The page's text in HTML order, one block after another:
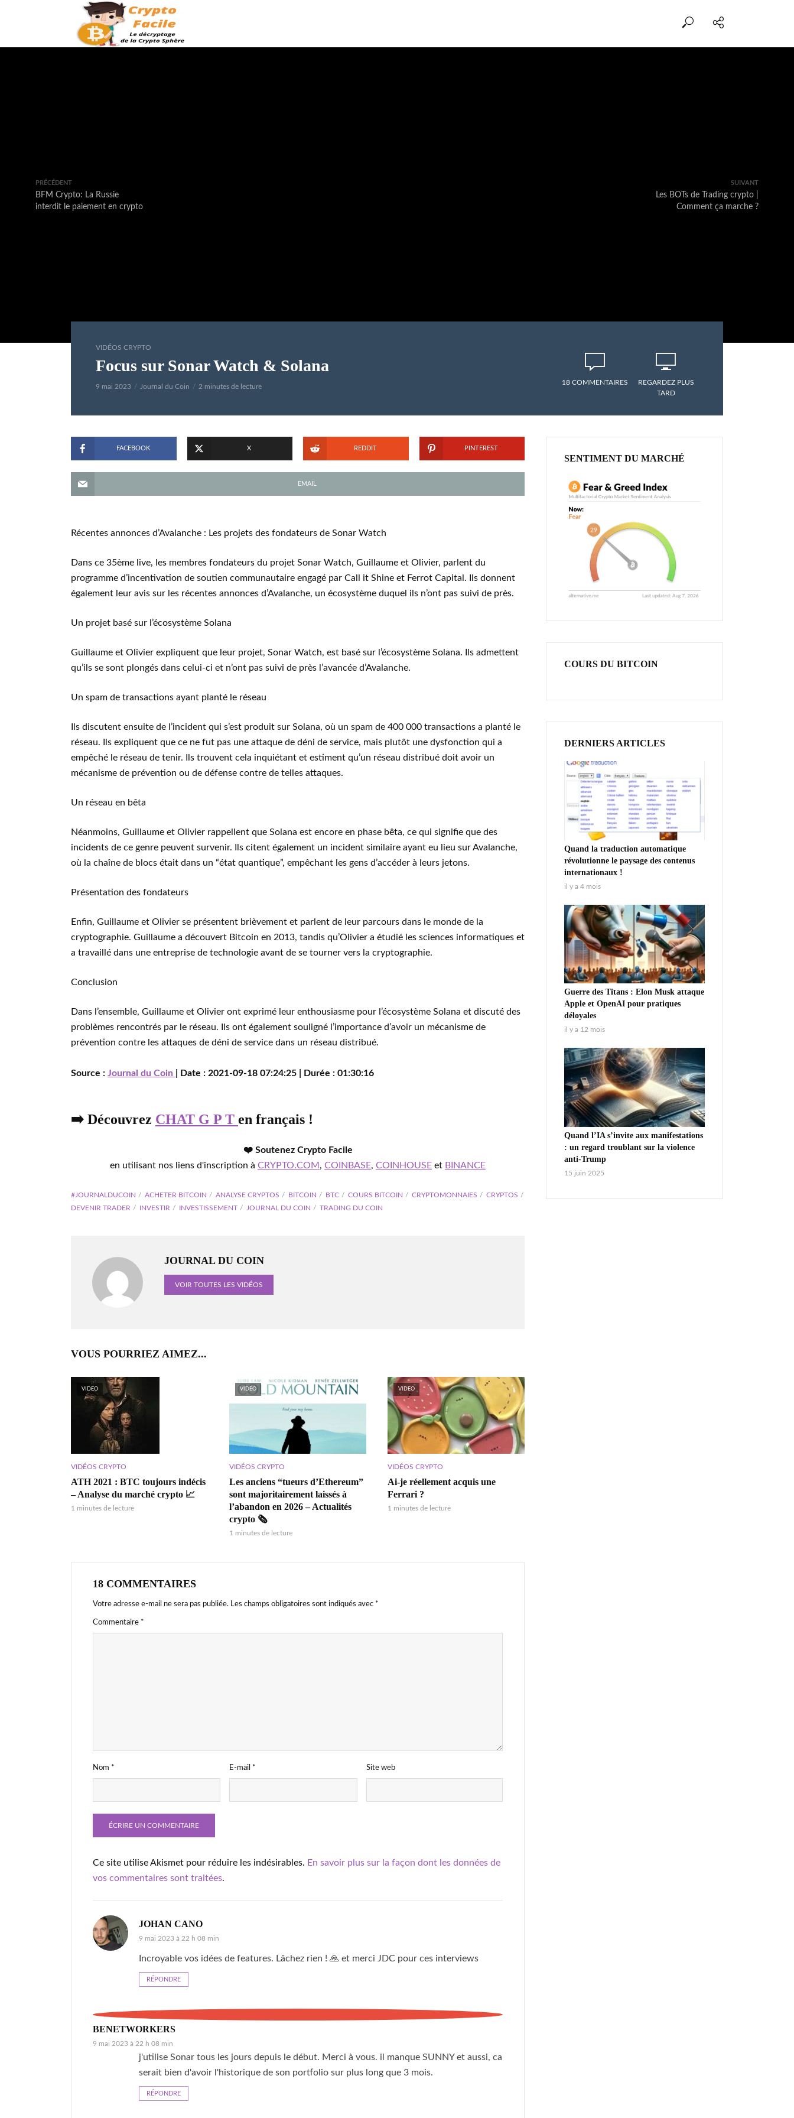
PRÉCÉDENT
BFM Crypto: La Russie
interdit le paiement en crypto
SUIVANT
Les BOTs de Trading crypto |
Comment ça marche ?
VIDÉOS CRYPTO
Focus sur Sonar Watch & Solana
9 mai 2023 Journal du Coin 2 minutes de lecture
18 COMMENTAIRES
REGARDEZ PLUS
TARD
FACEBOOK X REDDIT PINTEREST
EMAIL
Récentes annonces d’Avalanche : Les projets des fondateurs de Sonar Watch
Dans ce 35ème live, les membres fondateurs du projet Sonar Watch, Guillaume et Olivier, parlent du
programme d’incentivation de soutien communautaire engagé par Call it Shine et Ferrot Capital. Ils donnent
également leur avis sur les récentes annonces d’Avalanche, un écosystème duquel ils n’ont pas suivi de près.
Un projet basé sur l’écosystème Solana
Guillaume et Olivier expliquent que leur projet, Sonar Watch, est basé sur l’écosystème Solana. Ils admettent
qu’ils se sont plongés dans celui-ci et n’ont pas suivi de près l’avancée d’Avalanche.
Un spam de transactions ayant planté le réseau
Ils discutent ensuite de l’incident qui s’est produit sur Solana, où un spam de 400 000 transactions a planté le
réseau. Ils expliquent que ce ne fut pas une attaque de déni de service, mais plutôt une dysfonction qui a
empêché le réseau de tenir. Ils trouvent cela inquiétant et estiment qu’un réseau distribué doit avoir un
mécanisme de prévention ou de défense contre de telles attaques.
Un réseau en bêta
Néanmoins, Guillaume et Olivier rappellent que Solana est encore en phase bêta, ce qui signifie que des
incidents de ce genre peuvent survenir. Ils citent également un incident similaire ayant eu lieu sur Avalanche,
où la chaîne de blocs était dans un “état quantique”, empêchant les gens d’accéder à leurs jetons.
Présentation des fondateurs
Enfin, Guillaume et Olivier se présentent brièvement et parlent de leur parcours dans le monde de la
cryptographie. Guillaume a découvert Bitcoin en 2013, tandis qu’Olivier a étudié les sciences informatiques et
a travaillé dans une entreprise de technologie avant de se tourner vers la cryptographie.
Conclusion
Dans l’ensemble, Guillaume et Olivier ont exprimé leur enthousiasme pour l’écosystème Solana et discuté des
problèmes rencontrés par le réseau. Ils ont également souligné l’importance d’avoir un mécanisme de
prévention contre les attaques de déni de service dans un réseau distribué.
Source : Journal du Coin | Date : 2021-09-18 07:24:25 | Durée : 01:30:16
➡️ Découvrez CHAT G P T en français !
❤️ Soutenez Crypto Facile
en utilisant nos liens d'inscription à CRYPTO.COM , COINBASE, COINHOUSE et BINANCE
#JOURNALDUCOIN ACHETER BITCOIN ANALYSE CRYPTOS BITCOIN BTC COURS BITCOIN CRYPTOMONNAIES
CRYPTOS
DEVENIR TRADER
INVESTIR INVESTISSEMENT JOURNAL DU COIN TRADING DU COIN
JOURNAL DU COIN
VOIR TOUTES LES VIDÉOS
VOUS POURRIEZ AIMEZ...
VIDEO
VIDÉOS CRYPTO
ATH 2021 : BTC toujours indécis
– Analyse du marché crypto 📈
1 minutes de lecture
VIDEO
VIDÉOS CRYPTO
Les anciens “tueurs d’Ethereum”
sont majoritairement laissés à
l’abandon en 2026 – Actualités
crypto 🗞️
1 minutes de lecture
VIDEO
VIDÉOS CRYPTO
Ai-je réellement acquis une
Ferrari ?
1 minutes de lecture
18 COMMENTAIRES
Votre adresse e-mail ne sera pas publiée. Les champs obligatoires sont indiqués avec *
Commentaire *
Nom * E-mail * Site web
Ce site utilise Akismet pour réduire les indésirables. En savoir plus sur la façon dont les données de
vos commentaires sont traitées.
JOHAN CANO
9 mai 2023 à 22 h 08 min
Incroyable vos idées de features. Lâchez rien ! 🙏 et merci JDC pour ces interviews
RÉPONDRE
BENETWORKERS
9 mai 2023 à 22 h 08 min
j'utilise Sonar tous les jours depuis le début. Merci à vous. il manque SUNNY et aussi, ca
serait bien d'avoir l'historique de son portfolio sur plus long que 3 mois.
RÉPONDRE
SENTIMENT DU MARCHÉ
COURS DU BITCOIN
DERNIERS ARTICLES
Quand la traduction automatique
révolutionne le paysage des contenus
internationaux !
il y a 4 mois
Guerre des Titans : Elon Musk attaque
Apple et OpenAI pour pratiques
déloyales
il y a 12 mois
Quand l’IA s’invite aux manifestations
: un regard troublant sur la violence
anti-Trump
15 juin 2025